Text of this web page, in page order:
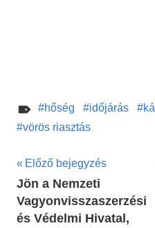
hőség időjárás
vörös riasztás
Bejegyzés
navigáció
Előző bejegyzés
Jön a Nemzeti
Vagyonvisszaszerzési
és Védelmi Hivatal,